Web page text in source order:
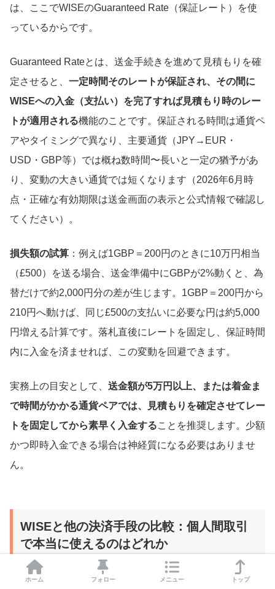
は、ここでWISEのGuaranteed Rate（保証レート）を使
っているからです。
Guaranteed Rateとは、送金手続きを進めて見積もりを確
定させると、 一定時間そのレートが保証され、その間に
WISEへの入金（支払い）を完了すれば見積もり時のレー
トが適用される機能のことです。保証される時間は通貨ペ
アやタイミングで異なり、主要通貨（JPY→EUR・
USD・GBP等）では概ね数時間〜長いと一定の猶予があ
り、変動の大きい通貨では短くなります（2026年6月時
点・正確な有効期限は送金画面の表示と公式情報で確認し
てください）。
損失額の試算 ：例えば1GBP＝200円のときに10万円相当
（£500）を送る場合、送金準備中にGBPが2%動くと、為
替だけで約2,000円分の差が生じます。1GBP＝200円から
210円へ動けば、同じ£500の支払いに必要な円は約5,000
円増える計算です。落札直後にレートを固定し、保証時間
内に入金を済ませれば、この変動を回避できます。
実務上の目安として、 送金額が5万円以上、または着金ま
で時間がかかる通貨ペアでは、見積もりを確定させてレー
トを固定してから素早く入金することを推奨します。少額
かつ即時入金できる場合は神経質になる必要はありませ
ん。
WISEと他の決済手段の比較：個人間取引
で本当に使えるのはどれか
ホーム フォロー メニュー トップ